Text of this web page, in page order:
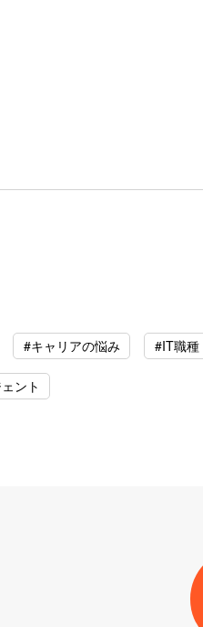
#キャリアの悩み #IT職種
ント